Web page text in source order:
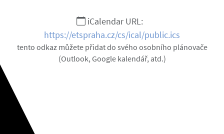
iCalendar URL:
https://etspraha.cz/cs/ical/public.ics
tento odkaz můžete přidat do svého osobního plánovače
(Outlook, Google kalendář, atd.)